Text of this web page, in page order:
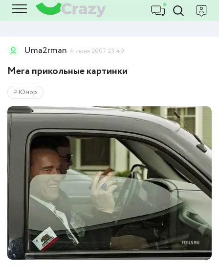
Uma2rman 4 июня 2007 23:49
Мега прикольные картинки
Юмор